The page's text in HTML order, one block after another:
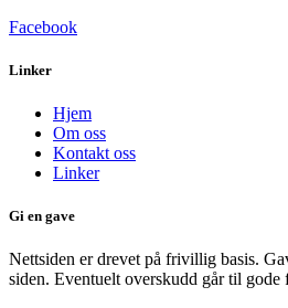
Facebook
Linker
Hjem
Om oss
Kontakt oss
Linker
Gi en gave
Nettsiden er drevet på frivillig basis.
siden. Eventuelt overskudd går til gode